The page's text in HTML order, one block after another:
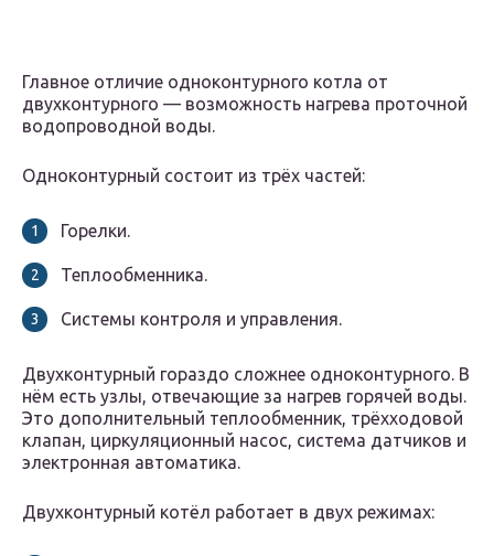
Главное отличие одноконтурного котла от
двухконтурного — возможность нагрева проточной
водопроводной воды.
Одноконтурный состоит из трёх частей:
Горелки.
Теплообменника.
Системы контроля и управления.
Двухконтурный гораздо сложнее одноконтурного. В
нём есть узлы, отвечающие за нагрев горячей воды.
Это дополнительный теплообменник, трёхходовой
клапан, циркуляционный насос, система датчиков и
электронная автоматика.
Двухконтурный котёл работает в двух режимах: